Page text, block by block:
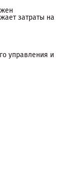
затраты на
управления и